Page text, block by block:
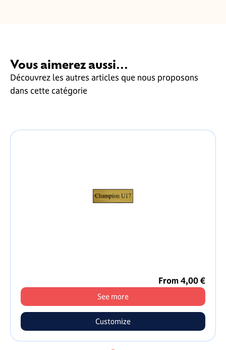
Vous aimerez aussi...
Découvrez les autres articles que nous proposons
dans cette catégorie
From 4,00 €
See more
Customize